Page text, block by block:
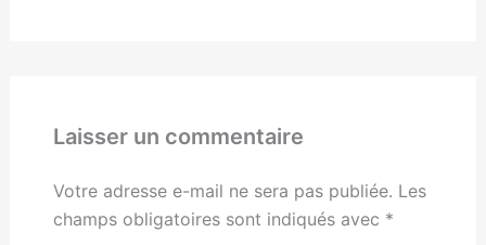
Laisser un commentaire
Votre adresse e-mail ne sera pas publiée. Les
champs obligatoires sont indiqués avec *